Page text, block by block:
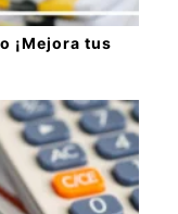
¡Mejora tus